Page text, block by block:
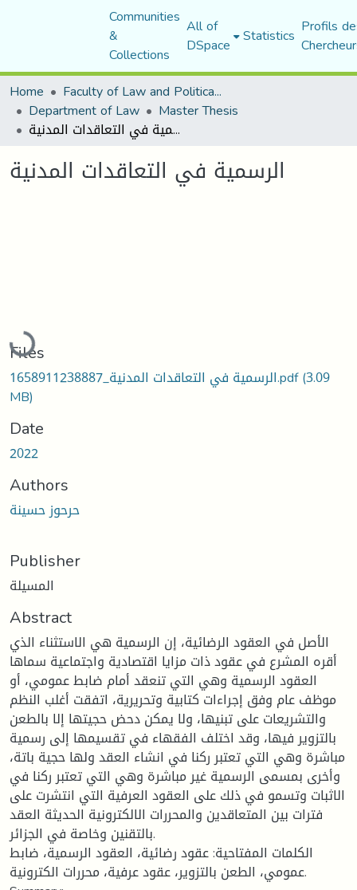
Communities
&
Collections
All of
DSpace Statistics Profils
Home
Faculty of Law and Political Science
Department of Law Master Thesis
الرسمية في التعاقدات المدنية
الرسمية في التعاقدات المدنية
Loading...
Files
1658911238887_الرسمية في التعاقدات المدنية.pdf(3.09
MB)
Date
2022
Authors
حرحوز حسينة
Publisher
المسيلة
Abstract
الأصل في العقود الرضائية، إن الرسمية هي الاستثناء الذي
أقره المشرع في عقود ذات مزايا اقتصادية واجتماعية سماها
العقود الرسمية وهي التي تنعقد أمام ضابط عمومي، أو
موظف عام وفق إجراءات كتابية وتحريرية، اتفقت أغلب النظم
والتشريعات على تبنيها، ولا يمكن دحض حجيتها إلا بالطعن
بالتزوير فيها، وقد اختلف الفقهاء في تقسيمها إلى رسمية
مباشرة وهي التي تعتبر ركنا في انشاء العقد ولها حجية باتة،
وأخرى بمسمى الرسمية غير مباشرة وهي التي تعتبر ركنا في
الاثبات وتسمو في ذلك على العقود العرفية التي انتشرت على
فترات بين المتعاقدين والمحررات الالكترونية الحديثة العقد
بالتقنين وخاصة في الجزائر.
الكلمات المفتاحية: عقود رضائية، العقود الرسمية، ضابط
عمومي، الطعن بالتزوير، عقود عرفية، محررات الكترونية.